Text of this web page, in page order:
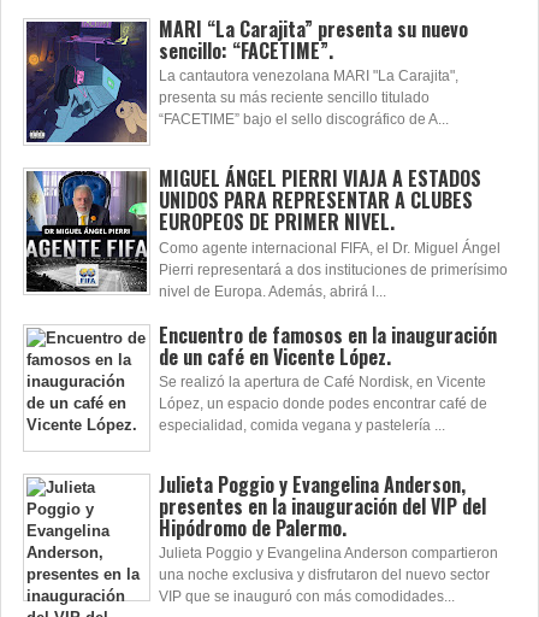
MARI “La Carajita” presenta su nuevo
sencillo: “FACETIME”.
La cantautora venezolana MARI "La Carajita",
presenta su más reciente sencillo titulado
“FACETIME” bajo el sello discográfico de A...
MIGUEL ÁNGEL PIERRI VIAJA A ESTADOS
UNIDOS PARA REPRESENTAR A CLUBES
EUROPEOS DE PRIMER NIVEL.
Como agente internacional FIFA, el Dr. Miguel Ángel
Pierri representará a dos instituciones de primerísimo
nivel de Europa. Además, abrirá l...
Encuentro de famosos en la inauguración
de un café en Vicente López.
Se realizó la apertura de Café Nordisk, en Vicente
López, un espacio donde podes encontrar café de
especialidad, comida vegana y pastelería ...
Julieta Poggio y Evangelina Anderson,
presentes en la inauguración del VIP del
Hipódromo de Palermo.
Julieta Poggio y Evangelina Anderson compartieron
una noche exclusiva y disfrutaron del nuevo sector
VIP que se inauguró con más comodidades...